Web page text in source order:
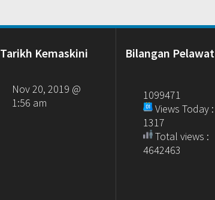
Tarikh Kemaskini
Nov 20, 2019 @
1:56 am
Bilangan Pelawat
1099471
Views Today :
1317
Total views :
4642463